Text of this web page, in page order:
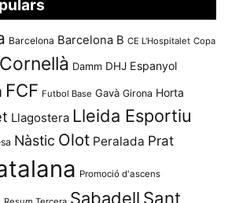
Barcelona Barcelona B CE L'Hospitalet Copa
Cornellà Damm DHJ Espanyol
FCF Futbol Base Gavà Girona Horta
Llagostera Lleida Esportiu
Nàstic Olot Peralada Prat
Promoció d'ascens
Sabadell Sant